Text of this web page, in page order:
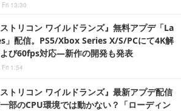
13:30
ストリコン ワイルドランズ』無料アプデ「La
」配信。PS5/Xbox Series X/S/PCにて4K解
び60fps対応―新作の開発も発表
1:54
ストリコン ワイルドランズ』最新アプデ配信
部のCPU環境では動かない？「ローディン